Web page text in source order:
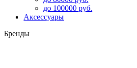
до 100000 руб.
Аксессуары
Бренды